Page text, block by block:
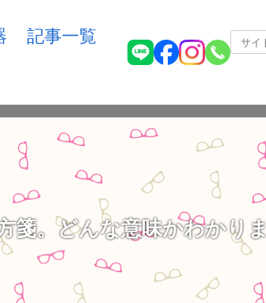
記事一覧
箋。どんな意味かわかりま